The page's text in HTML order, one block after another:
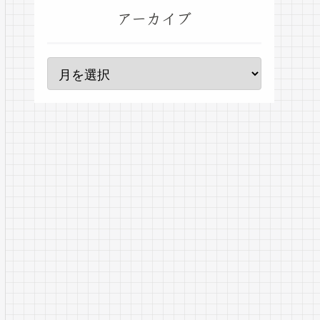
アーカイブ